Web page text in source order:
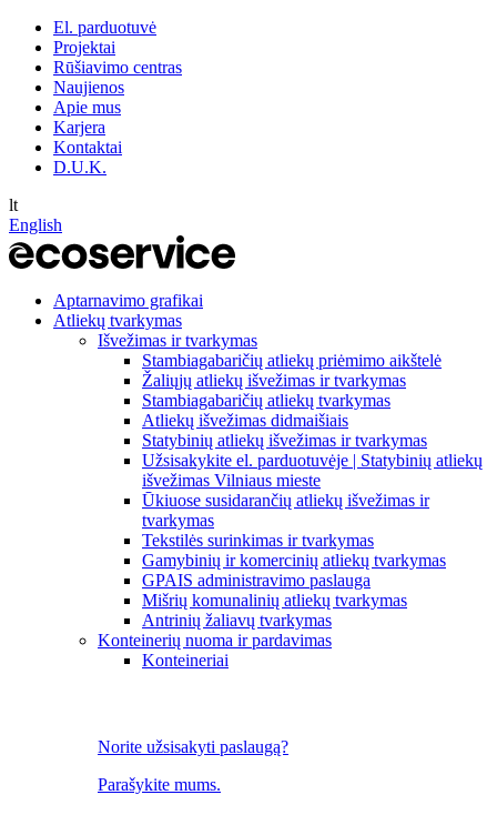
El. parduotuvė
Projektai
Rūšiavimo centras
Naujienos
Apie mus
Karjera
Kontaktai
D.U.K.
lt
English
Aptarnavimo grafikai
Atliekų tvarkymas
Išvežimas ir tvarkymas
Stambiagabaričių atliekų priėmimo aikštelė
Žaliųjų atliekų išvežimas ir tvarkymas
Stambiagabaričių atliekų tvarkymas
Atliekų išvežimas didmaišiais
Statybinių atliekų išvežimas ir tvarkymas
Užsisakykite el. parduotuvėje | Statybinių atliekų
išvežimas Vilniaus mieste
Ūkiuose susidarančių atliekų išvežimas ir
tvarkymas
Tekstilės surinkimas ir tvarkymas
Gamybinių ir komercinių atliekų tvarkymas
GPAIS administravimo paslauga
Mišrių komunalinių atliekų tvarkymas
Antrinių žaliavų tvarkymas
Konteinerių nuoma ir pardavimas
Konteineriai
Norite užsisakyti paslaugą?
Parašykite mums.